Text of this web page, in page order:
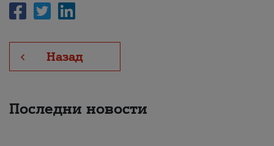
Назад
Последни новости